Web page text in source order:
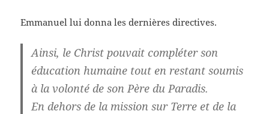
Emmanuel lui donna les dernières directives.
Ainsi, le Christ pouvait compléter son
éducation humaine tout en restant soumis
à la volonté de son Père du Paradis.
En dehors de la mission sur Terre et de la